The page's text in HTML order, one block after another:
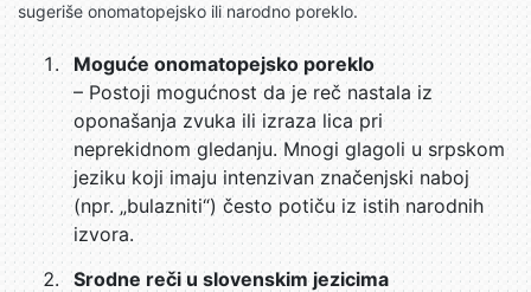
sugeriše onomatopejsko ili narodno poreklo.
Moguće onomatopejsko poreklo
– Postoji mogućnost da je reč nastala iz
oponašanja zvuka ili izraza lica pri
neprekidnom gledanju. Mnogi glagoli u srpskom
jeziku koji imaju intenzivan značenjski naboj
(npr. „bulazniti“) često potiču iz istih narodnih
izvora.
Srodne reči u slovenskim jezicima